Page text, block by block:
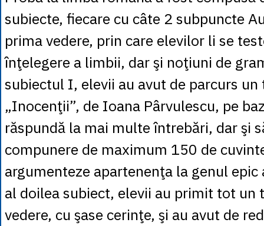
subiecte, fiecare cu câte 2 subpuncte
prima vedere, prin care elevilor li se
înţelegere a limbii, dar şi noţiuni de
subiectul I, elevii au avut de parcurs
„Inocenţii”, de Ioana Pârvulescu, pe
răspundă la mai multe întrebări, dar şi
compunere de maximum 150 de
argumenteze apartenenţa la genul
al doilea subiect, elevii au primit tot un
vedere, cu şase cerinţe, şi au avut de